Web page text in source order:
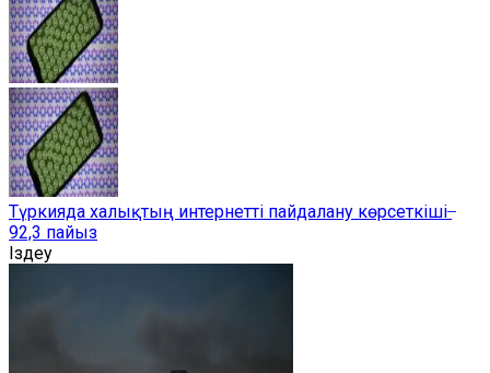
Түркияда халықтың интернетті пайдалану көрсеткіші ̶
92,3 пайыз
Іздеу